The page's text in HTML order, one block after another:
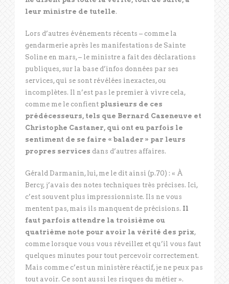
leur ministre de tutelle.
Lors d’autres événements récents – comme la
gendarmerie après les manifestations de Sainte
Soline en mars, – le ministre a fait des déclarations
publiques, sur la base d’infos données par ses
services, qui se sont révélées inexactes, ou
incomplètes. Il n’est pas le premier à vivre cela,
comme me le confient plusieurs de ces
prédécesseurs, tels que Bernard Cazeneuve et
Christophe Castaner, qui ont eu parfois le
sentiment de se faire « balader » par leurs
propres services dans d’autres affaires.
Gérald Darmanin, lui, me le dit ainsi (p.70) : « À
Bercy, j’avais des notes techniques très précises. Ici,
c’est souvent plus impressionniste. Ils ne vous
mentent pas, mais ils manquent de précisions. Il
faut parfois attendre la troisième ou
quatrième note pour avoir la vérité des prix,
comme lorsque vous vous réveillez et qu’il vous faut
quelques minutes pour tout percevoir correctement.
Mais comme c’est un ministère réactif, je ne peux pas
tout avoir. Ce sont aussi les risques du métier ».